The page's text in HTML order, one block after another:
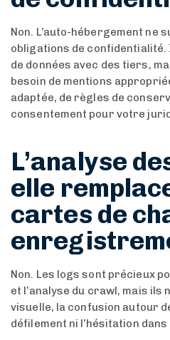
Non. L’auto-hébergement ne
obligations de
de données avec des tiers,
besoin de mentions
adaptée, de règles de
consentement pour votre
L’analyse
elle
cartes de
Non. Les logs sont précieux
et l’analyse du crawl, mais ils
visuelle, la confusion autour
défilement ni l’hésitation dans